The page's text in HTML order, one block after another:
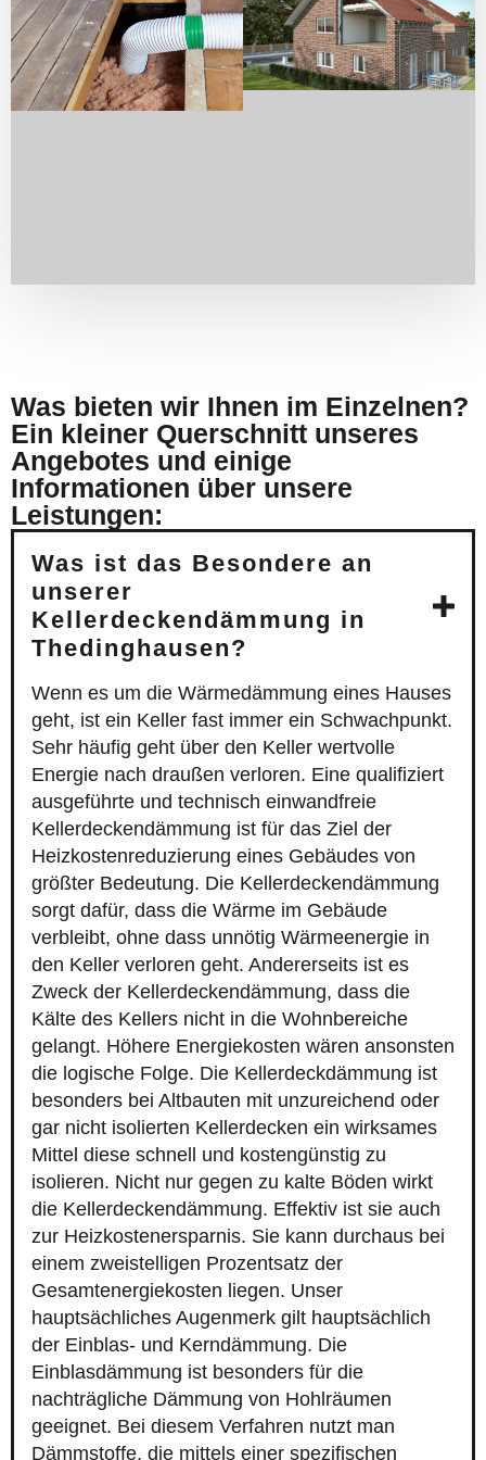
Was bieten wir Ihnen im Einzelnen?
Ein kleiner Querschnitt unseres
Angebotes und einige
Informationen über unsere
Leistungen:
Was ist das Besondere an
unserer
Kellerdeckendämmung in
Thedinghausen?
Wenn es um die Wärmedämmung eines Hauses
geht, ist ein Keller fast immer ein Schwachpunkt.
Sehr häufig geht über den Keller wertvolle
Energie nach draußen verloren. Eine qualifiziert
ausgeführte und technisch einwandfreie
Kellerdeckendämmung ist für das Ziel der
Heizkostenreduzierung eines Gebäudes von
größter Bedeutung. Die Kellerdeckendämmung
sorgt dafür, dass die Wärme im Gebäude
verbleibt, ohne dass unnötig Wärmeenergie in
den Keller verloren geht. Andererseits ist es
Zweck der Kellerdeckendämmung, dass die
Kälte des Kellers nicht in die Wohnbereiche
gelangt. Höhere Energiekosten wären ansonsten
die logische Folge. Die Kellerdeckdämmung ist
besonders bei Altbauten mit unzureichend oder
gar nicht isolierten Kellerdecken ein wirksames
Mittel diese schnell und kostengünstig zu
isolieren. Nicht nur gegen zu kalte Böden wirkt
die Kellerdeckendämmung. Effektiv ist sie auch
zur Heizkostenersparnis. Sie kann durchaus bei
einem zweistelligen Prozentsatz der
Gesamtenergiekosten liegen. Unser
hauptsächliches Augenmerk gilt hauptsächlich
der Einblas- und Kerndämmung. Die
Einblasdämmung ist besonders für die
nachträgliche Dämmung von Hohlräumen
geeignet. Bei diesem Verfahren nutzt man
Dämmstoffe, die mittels einer spezifischen